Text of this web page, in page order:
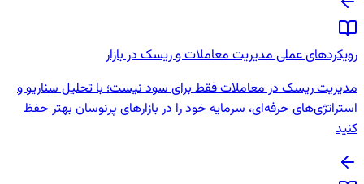
رویکردهای عملی مدیریت معاملات و ریسک در بازار
مدیریت ریسک در معاملات فقط برای سود نیست؛ با تحلیل سناریو و
استراتژی‌های حرفه‌ای، سرمایه خود را در بازارهای پرنوسان بهتر حفظ
کنید